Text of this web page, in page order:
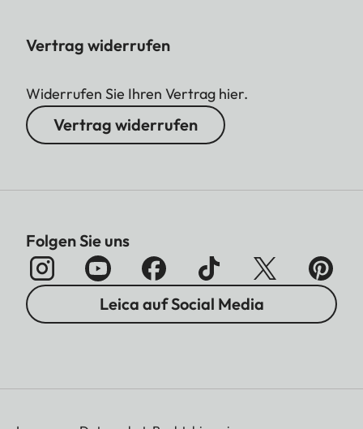
Vertrag widerrufen
Widerrufen Sie Ihren Vertrag hier.
Vertrag widerrufen
Folgen Sie uns
Leica auf Social Media